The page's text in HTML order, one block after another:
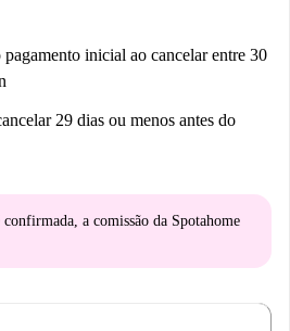
inicial ao cancelar entre 30
29 dias ou menos antes do
a comissão da Spotahome